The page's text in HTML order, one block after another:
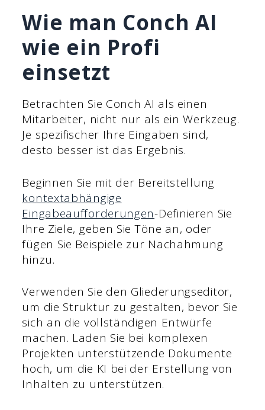
Wie man Conch AI
wie ein Profi
einsetzt
Betrachten Sie Conch AI als einen
Mitarbeiter, nicht nur als ein Werkzeug.
Je spezifischer Ihre Eingaben sind,
desto besser ist das Ergebnis.
Beginnen Sie mit der Bereitstellung
kontextabhängige
Eingabeaufforderungen-Definieren Sie
Ihre Ziele, geben Sie Töne an, oder
fügen Sie Beispiele zur Nachahmung
hinzu.
Verwenden Sie den Gliederungseditor,
um die Struktur zu gestalten, bevor Sie
sich an die vollständigen Entwürfe
machen. Laden Sie bei komplexen
Projekten unterstützende Dokumente
hoch, um die KI bei der Erstellung von
Inhalten zu unterstützen.